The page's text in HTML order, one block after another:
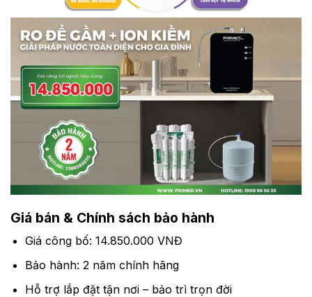
Giá bán & Chính sách bảo hành
Giá công bố: 14.850.000 VNĐ
Bảo hành: 2 năm chính hãng
Hỗ trợ lắp đặt tận nơi – bảo trì trọn đời